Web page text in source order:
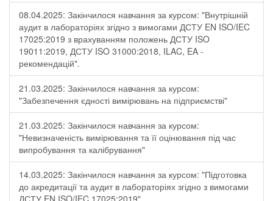
08.04.2025: Закінчилося навчання за курсом: "Внутрішній
аудит в лабораторіях згідно з вимогами ДСТУ EN ISO/IEC
17025:2019 з врахуванням положень ДСТУ ISO
19011:2019, ДСТУ ISO 31000:2018, ILAC, EA -
рекомендацій".
21.03.2025: Закінчилося навчання за курсом:
"Забезпечення єдності вимірювань на підприємстві"
21.03.2025: Закінчилося навчання за курсом:
"Невизначеність вимірювання та її оцінювання під час
випробування та калібрування"
14.03.2025: Закінчилося навчання за курсом: "Підготовка
до акредитації та аудит в лабораторіях згідно з вимогами
ДСТУ EN ISO/IEC 17025:2019"